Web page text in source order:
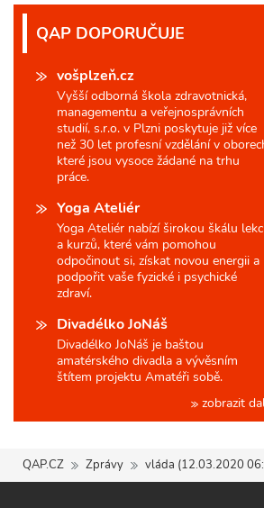
QAP DOPORUČUJE
vošplzeň.cz
Vyšší odborná škola zdravotnická,
managementu a veřejnosprávních
studií, s.r.o. v Plzni poskytuje již více
než 30 let profesní vzdělání v
které jsou vysoce žádané na trhu
práce.
Yoga Ateliér
Yoga Ateliér nabízí širokou škálu
a kurzů, které vám pomohou
odpočinout si, získat novou energii a
podpořit vaše fyzické i psychické
zdraví.
Divadélko JoNáš
Divadélko JoNáš je baštou
amatérského divadla a vývěsním
štítem projektu Amatéři sobě.
zobrazit
QAP.CZ Zprávy vláda (12.03.2020